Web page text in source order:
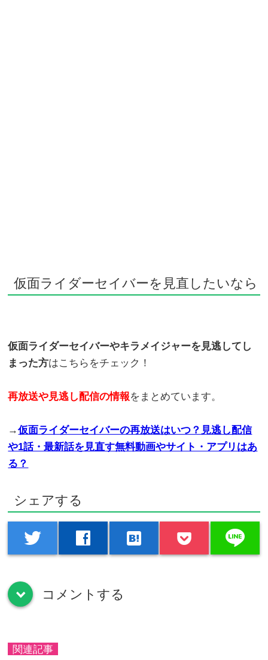
仮面ライダーセイバーを見直したいなら
仮面ライダーセイバーやキラメイジャーを見逃してし
まった方はこちらをチェック！
再放送や見逃し配信の情報をまとめています。
→仮面ライダーセイバーの再放送はいつ？見逃し配信
や1話・最新話を見直す無料動画やサイト・アプリはあ
る？
シェアする
twitter facebook hatenabookmark line
down コメントする
関連記事